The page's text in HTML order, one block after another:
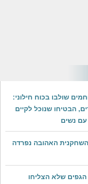
שולבו בכוח חילוני:
הבטיחו שנוכל לקיים
עם נשים
האהובה נפרדה
שלא הצליחו